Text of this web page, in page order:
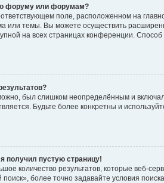
форуму или форумам?
поле, расположенном на
или темы. Вы можете осуществить
на всех страницах конференции. Способ
был слишком неопределённым и
Будьте более конкретны и
получил пустую страницу!
количество результатов, которые веб-
более точно задавайте условия